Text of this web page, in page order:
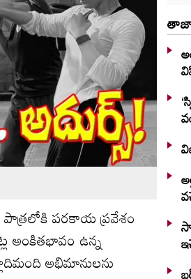
పాత్రలోకి పరకాయ ప్రవేశం
అంకితభావం ఉన్న
అభిమానులను
తాజా